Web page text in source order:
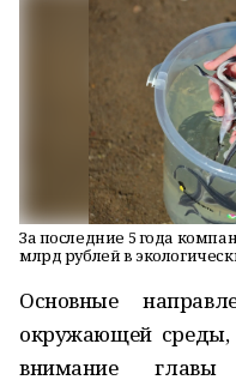
За последние 5 года
млрд рублей в
Основные
окружающей среды,
внимание главы